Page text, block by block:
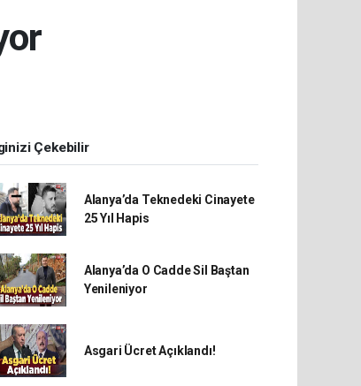
Çekebilir
Alanya’da Teknedeki Cinayete
25 Yıl Hapis
Alanya’da O Cadde Sil Baştan
Yenileniyor
Asgari Ücret Açıklandı!